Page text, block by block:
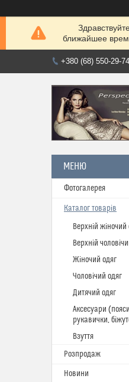
ближайшее
+380 (68) 550-29-74
Фотогалерея
Каталог товарів
Верхній жіночий
Верхній
Жіночий одяг
Чоловічий одяг
Дитячий одяг
Аксесуари
рукавички,
Взуття
Розпродаж
Новини